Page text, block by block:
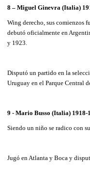
8 – Miguel Ginevra (Italia)
Wing derecho, sus comienzos
debutó oficialmente en
y 1923.
Disputó un partido en la
Uruguay en el Parque Central
9 - Mario Busso (Italia) 1918-
Siendo un niño se radico con
Jugó en Atlanta y Boca y